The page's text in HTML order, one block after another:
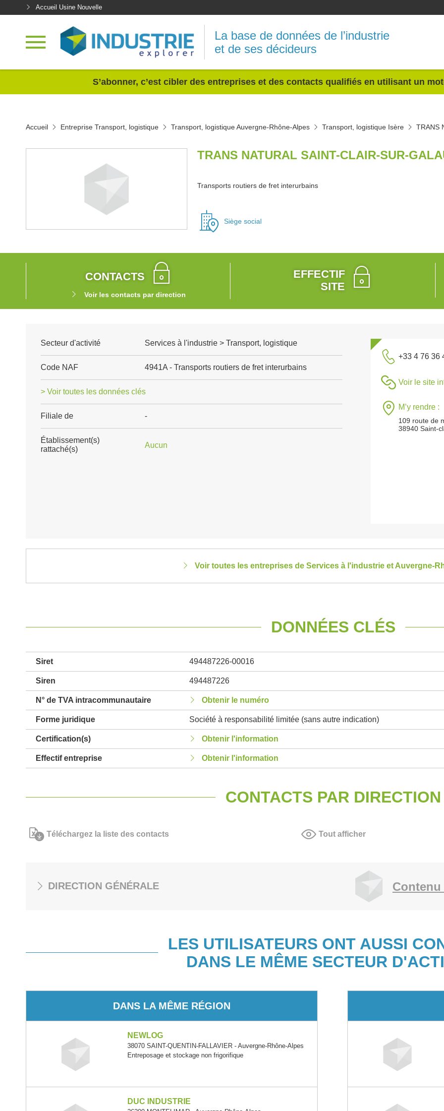
Accueil Usine Nouvelle
La base de données de l’industrie
et de ses décideurs
S’abonner, c’est cibler des entreprises et des contacts qualifiés en utilisant un
Accueil Entreprise Transport, logistique Transport, logistique Auvergne-Rhône-Alpes Transport, logistique Isère TRANS
TRANS NATURAL SAINT-CLAIR-SUR-
Transports routiers de fret interurbains
Siège social
CONTACTS
Voir les contacts par direction
EFFECTIF
SITE
Secteur d'activité Services à l'industrie > Transport, logistique
Code NAF 4941A - Transports routiers de fret interurbains
> Voir toutes les données clés
Filiale de -
Établissement(s)
rattaché(s)
Aucun
+33 4 76 36
Voir le site
M’y rendre :
109 route de
38940 Saint-
Voir toutes les entreprises de Services à l'industrie et Auvergne-
DONNÉES CLÉS
Siret 494487226-00016
Siren 494487226
N° de TVA intracommunautaire Obtenir le numéro
Forme juridique Société à responsabilité limitée (sans autre indication)
Certification(s) Obtenir l'information
Effectif entreprise Obtenir l'information
CONTACTS PAR DIRECTION
Téléchargez la liste des contacts Tout afficher
DIRECTION GÉNÉRALE
LES UTILISATEURS ONT AUSSI
DANS LE MÊME SECTEUR
DANS LA MÊME RÉGION
NEWLOG
38070 SAINT-QUENTIN-FALLAVIER - Auvergne-Rhône-Alpes
Entreposage et stockage non frigorifique
DUC INDUSTRIE